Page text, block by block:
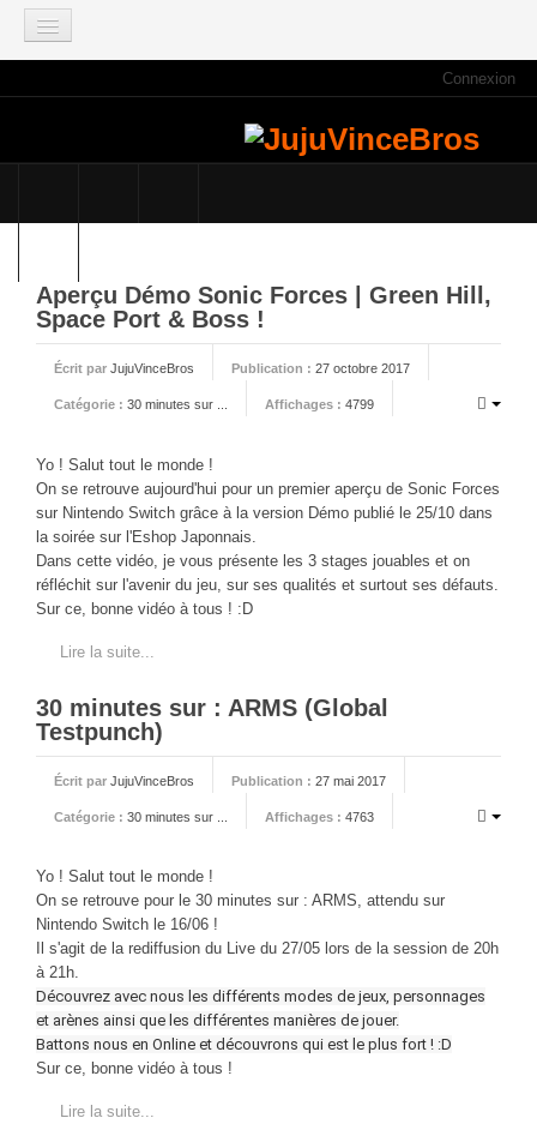
Connexion
E3 2021
Faisons le point
Qui sommes nous ?
Galeries photos
Accès aux Quiz
Les videos des JujuVinceBros
CINÉ
30 minutes sur...
Parties en ligne
Découvrons le Boss Final
Minecraft
Battlefield Montage
Chroniques du jeu video
ANIM
Stop Motions & Animations
Sonic the Hedgehog 2
Aperçu Démo Sonic Forces | Green Hill,
Space Port & Boss !
Écrit par JujuVinceBros Publication : 27 octobre 2017
Catégorie : 30 minutes sur ... Affichages : 4799
Yo ! Salut tout le monde !
On se retrouve aujourd'hui pour un premier aperçu de Sonic Forces
sur Nintendo Switch grâce à la version Démo publié le 25/10 dans
la soirée sur l'Eshop Japonnais.
Dans cette vidéo, je vous présente les 3 stages jouables et on
réfléchit sur l'avenir du jeu, sur ses qualités et surtout ses défauts.
Sur ce, bonne vidéo à tous ! :D
Lire la suite...
30 minutes sur : ARMS (Global
Testpunch)
Écrit par JujuVinceBros Publication : 27 mai 2017
Catégorie : 30 minutes sur ... Affichages : 4763
Yo ! Salut tout le monde !
On se retrouve pour le 30 minutes sur : ARMS, attendu sur
Nintendo Switch le 16/06 !
Il s'agit de la rediffusion du Live du 27/05 lors de la session de 20h
à 21h.
Découvrez avec nous les différents modes de jeux, personnages
et arènes ainsi que les différentes manières de jouer.
Battons nous en Online et découvrons qui est le plus fort ! :D
Sur ce, bonne vidéo à tous !
Lire la suite...